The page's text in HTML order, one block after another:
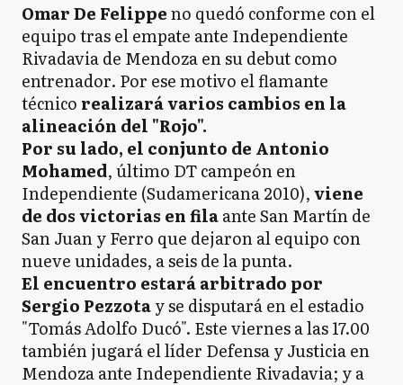
Omar De Felippeno quedó conforme con el
equipo tras el empate ante Independiente
Rivadavia de Mendoza en su debut como
entrenador. Por ese motivo el flamante
técnico realizará varios cambios en la
alineación del "Rojo".
Por su lado, el conjunto de Antonio
Mohamed, último DT campeón en
Independiente (Sudamericana 2010),viene
de dos victorias en filaante San Martín de
San Juan y Ferro que dejaron al equipo con
nueve unidades, a seis de la punta.
El encuentro estará arbitrado por
Sergio Pezzotay se disputará en el estadio
"Tomás Adolfo Ducó". Este viernes a las 17.00
también jugará el líder Defensa y Justicia en
Mendoza ante Independiente Rivadavia; y a